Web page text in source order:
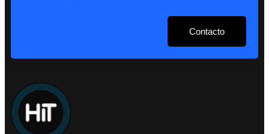
Contacto